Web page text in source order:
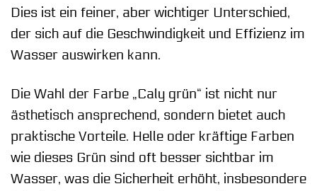
Dies ist ein feiner, aber wichtiger Unterschied,
der sich auf die Geschwindigkeit und Effizienz im
Wasser auswirken kann.
Die Wahl der Farbe „Caly grün“ ist nicht nur
ästhetisch ansprechend, sondern bietet auch
praktische Vorteile. Helle oder kräftige Farben
wie dieses Grün sind oft besser sichtbar im
Wasser, was die Sicherheit erhöht, insbesondere